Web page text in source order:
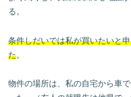
る。
条件しだいでは私が買いたいと
た。
物件の場所は、私の自宅から車